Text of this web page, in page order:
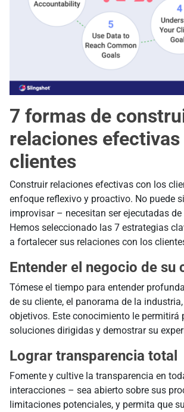
7 formas de
relaciones
clientes
Construir relaciones efectivas con los
enfoque reflexivo y proactivo. No puede
improvisar – necesitan ser ejecutadas
Hemos seleccionado las 7 estrategias
a fortalecer sus relaciones con los
Entender el negocio de su
Tómese el tiempo para entender
de su cliente, el panorama de la
objetivos. Este conocimiento le permitirá
soluciones dirigidas y demostrar su
Lograr transparencia total
Fomente y cultive la transparencia en
interacciones – sea abierto sobre sus
limitaciones potenciales, y permita que